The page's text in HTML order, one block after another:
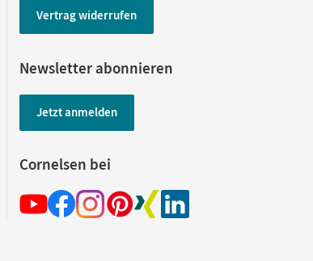
Vertrag widerrufen
Newsletter abonnieren
Jetzt anmelden
Cornelsen bei